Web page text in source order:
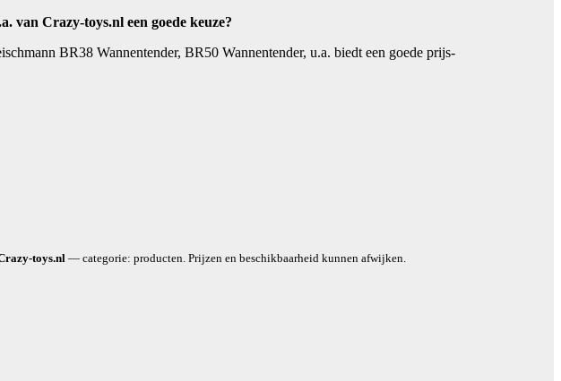
van Crazy-toys.nl een goede keuze?
BR38 Wannentender, BR50 Wannentender, u.a. biedt een goede prijs-
toys.nl— categorie: producten. Prijzen en beschikbaarheid kunnen afwijken.